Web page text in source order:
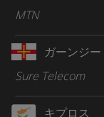
MTN
ガーンジー
Sure Telecom
キプロス